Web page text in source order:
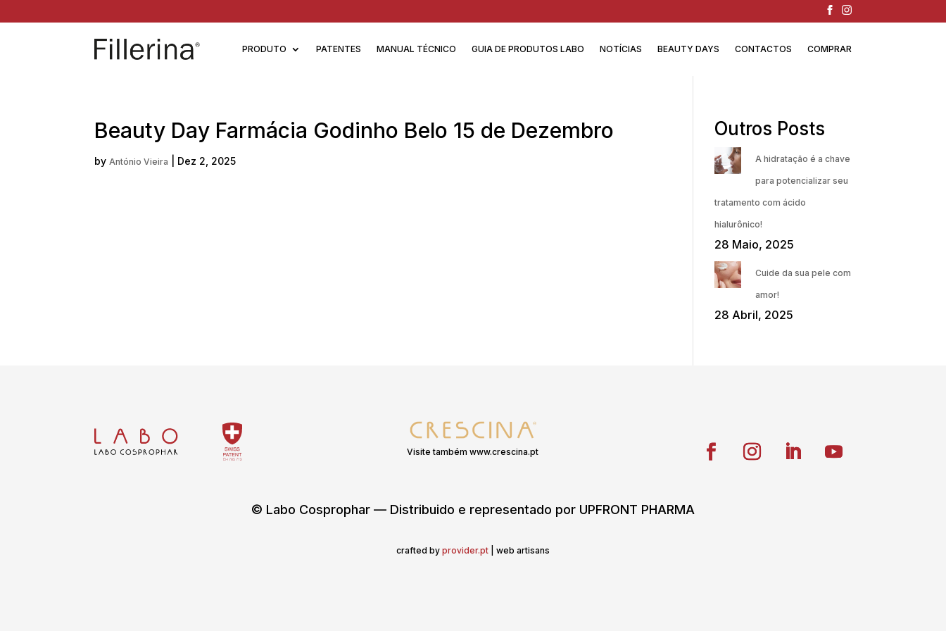
PRODUTO PATENTES MANUAL TÉCNICO GUIA DE PRODUTOS LABO NOTÍCIAS BEAUTY DAYS CONTACTOS COMPRAR
Beauty Day Farmácia Godinho Belo 15 de Dezembro
by António Vieira Dez 2, 2025
Outros Posts
A hidratação é a chave
para potencializar seu
tratamento com ácido
hialurônico!
28 Maio, 2025
Cuide da sua pele com
amor!
28 Abril, 2025
Visite também www.crescina.pt
© Labo Cosprophar — Distribuido e representado por UPFRONT PHARMA
crafted by provider.pt | web artisans